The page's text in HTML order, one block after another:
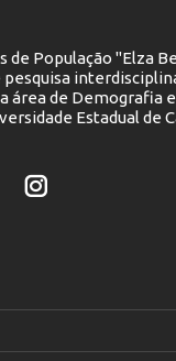
de População "Elza
pesquisa
área de Demografia e
Estadual de
Instagram